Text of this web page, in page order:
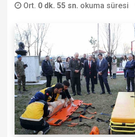
Ort. 0 dk. 55 sn. okuma süresi